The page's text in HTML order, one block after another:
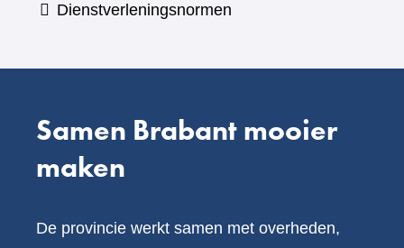
Dienstverleningsnormen
Samen Brabant mooier
maken
De provincie werkt samen met overheden,